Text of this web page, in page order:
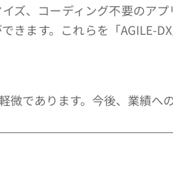
ズ、コーディング不要のア
きます。これらを「AGILE-
であります。今後、業績へ